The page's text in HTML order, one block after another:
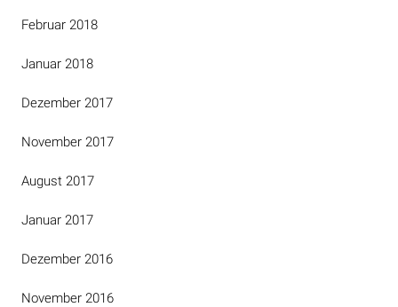
Februar 2018
Januar 2018
Dezember 2017
November 2017
August 2017
Januar 2017
Dezember 2016
November 2016